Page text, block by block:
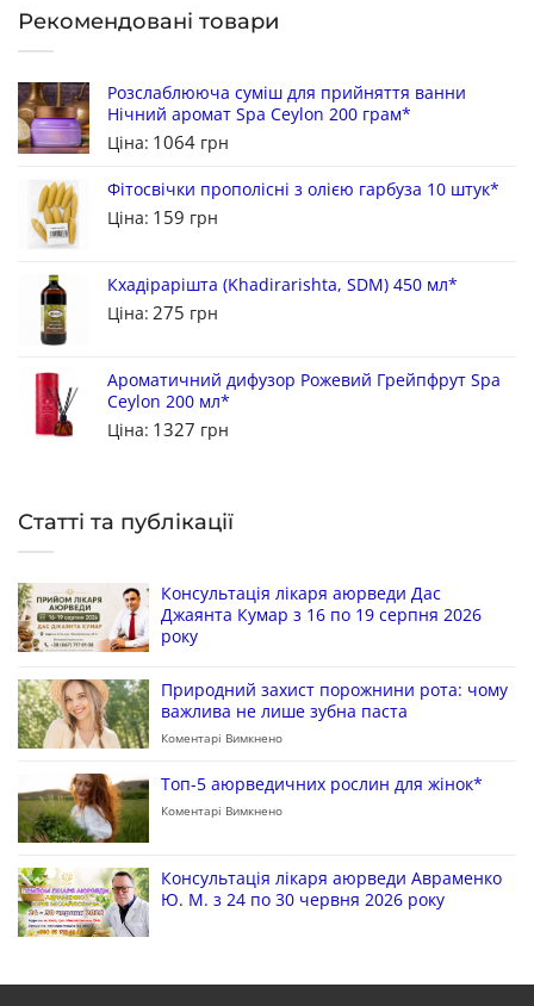
Рекомендовані товари
Розслаблююча суміш для прийняття ванни
Нічний аромат Spa Ceylon 200 грам*
Ціна: 1064 грн
Фітосвічки прополісні з олією гарбуза 10 штук*
Ціна: 159 грн
Кхадірарішта (Khadirarishta, SDM) 450 мл*
Ціна: 275 грн
Ароматичний дифузор Рожевий Грейпфрут Spa
Ceylon 200 мл*
Ціна: 1327 грн
Статті та публікації
Консультація лікаря аюрведи Дас
Джаянта Кумар з 16 по 19 серпня 2026
року
Природний захист порожнини рота: чому
важлива не лише зубна паста
Коментарі Вимкнено
Топ-5 аюрведичних рослин для жінок*
Коментарі Вимкнено
Консультація лікаря аюрведи Авраменко
Ю. М. з 24 по 30 червня 2026 року